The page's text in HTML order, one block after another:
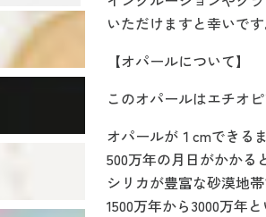
いただけますと幸いです
【オパールについて】
このオパールはエチオ
オパールが１cmできる
500万年の月日がかかる
シリカが豊富な砂漠地
1500万年から3000万年